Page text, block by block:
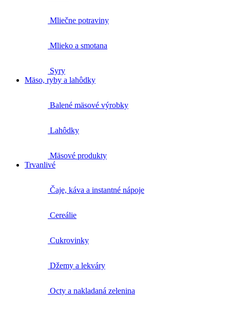
Mliečne potraviny
Mlieko a smotana
Syry
Mäso, ryby a lahôdky
Balené mäsové výrobky
Lahôdky
Mäsové produkty
Trvanlivé
Čaje, káva a instantné nápoje
Cereálie
Cukrovinky
Džemy a lekváry
Octy a nakladaná zelenina